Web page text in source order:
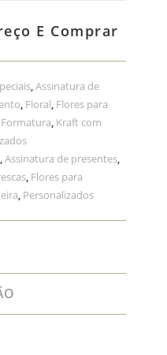
E Comprar
,Assinatura de
, Floral, Flores para
Formatura, Kraft com
,Assinatura de presentes,
, Flores para
, Personalizados